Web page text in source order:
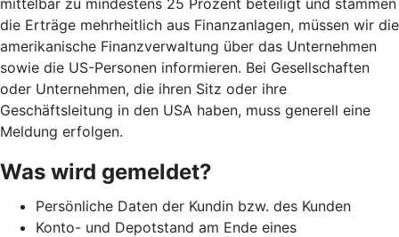
die Erträge mehrheitlich aus Finanzanlagen, müssen wir die
amerikanische Finanzverwaltung über das Unternehmen
sowie die US-Personen informieren. Bei Gesellschaften
oder Unternehmen, die ihren Sitz oder ihre
Geschäftsleitung in den USA haben, muss generell eine
Meldung erfolgen.
Was wird gemeldet?
Persönliche Daten der Kundin bzw. des Kunden
Konto- und Depotstand am Ende eines